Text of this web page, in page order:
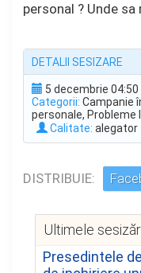
personal ? Unde sa
DETALII SESIZARE
5 decembrie 04:50
Categorii: Campanie
personale, Probleme
Calitate: alegator
DISTRIBUIE:
Ultimele
Presedintele